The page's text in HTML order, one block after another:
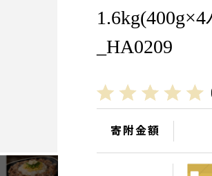
_HA0209
寄附金額